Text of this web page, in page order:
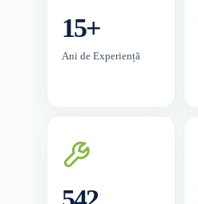
15+
Ani de Experiență